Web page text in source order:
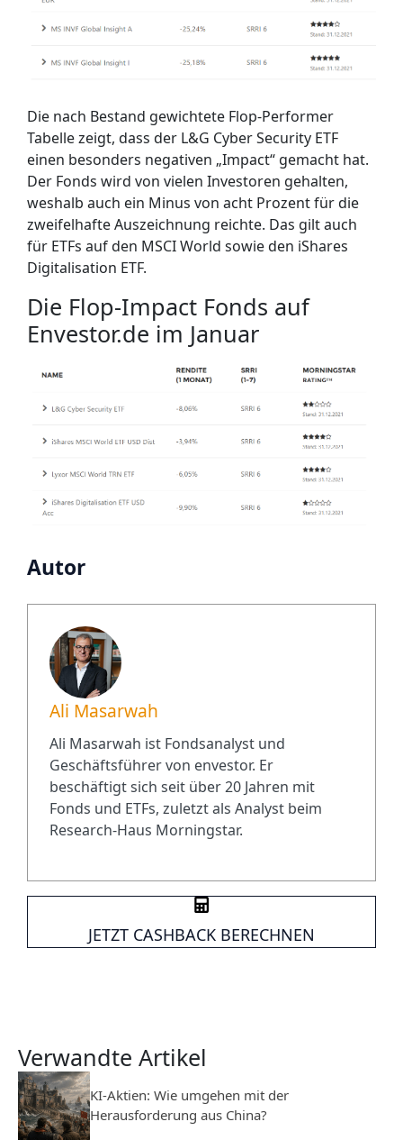
Die nach Bestand gewichtete Flop-Performer
Tabelle zeigt, dass der L&G Cyber Security ETF
einen besonders negativen „Impact“ gemacht hat.
Der Fonds wird von vielen Investoren gehalten,
weshalb auch ein Minus von acht Prozent für die
zweifelhafte Auszeichnung reichte. Das gilt auch
für ETFs auf den MSCI World sowie den iShares
Digitalisation ETF.
Die Flop-Impact Fonds auf
Envestor.de im Januar
Autor
Ali Masarwah
Ali Masarwah ist Fondsanalyst und
Geschäftsführer von envestor. Er
beschäftigt sich seit über 20 Jahren mit
Fonds und ETFs, zuletzt als Analyst beim
Research-Haus Morningstar.
JETZT CASHBACK BERECHNEN
Verwandte Artikel
KI-Aktien: Wie umgehen mit der
Herausforderung aus China?